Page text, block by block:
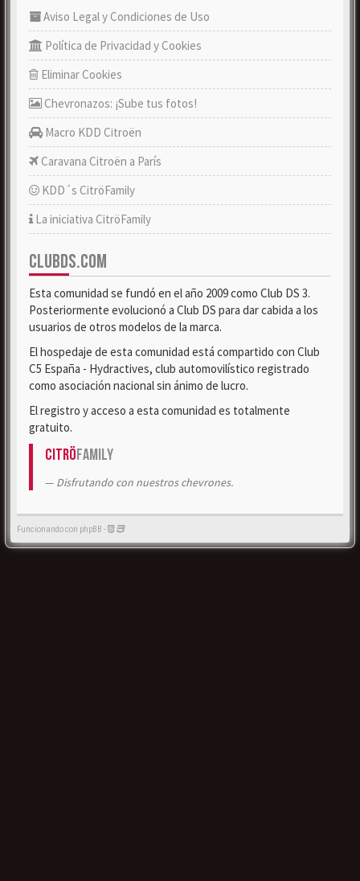
Aviso Legal y Condiciones de Uso
Política de Privacidad y Cookies
Eliminar Cookies
Chevronazos: ¡Sube tus fotos!
Macro KDD Citroën
Caravana Citroën a París
KDD´s CitröFamily
La iniciativa CitröFamily
CLUBDS.COM
Esta comunidad se fundó en el año 2009 como Club DS 3.
Posteriormente evolucionó a Club DS para dar cabida a los
usuarios de otros modelos de la marca.
El hospedaje de esta comunidad está compartido con Club
C5 España - Hydractives, club automovilístico registrado
como asociación nacional sin ánimo de lucro.
El registro y acceso a esta comunidad es totalmente
gratuito.
CitröFamily
Disfrutando con nuestros chevrones.
Funcionando con phpBB -